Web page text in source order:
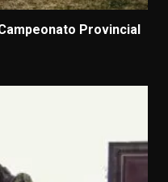
Provincial